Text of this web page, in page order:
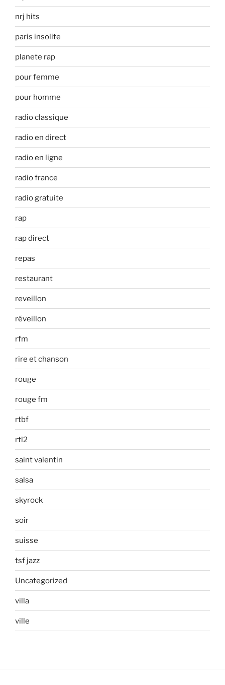
nrj hits
paris insolite
planete rap
pour femme
pour homme
radio classique
radio en direct
radio en ligne
radio france
radio gratuite
rap
rap direct
repas
restaurant
reveillon
réveillon
rfm
rire et chanson
rouge
rouge fm
rtbf
rtl2
saint valentin
salsa
skyrock
soir
suisse
tsf jazz
Uncategorized
villa
ville